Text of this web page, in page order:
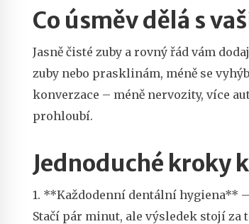
Co úsměv dělá s
Jasně čisté zuby a rovný řád vám
zuby nebo prasklinám, méně se
konverzace – méně nervozity, více
prohloubí.
Jednoduché kroky
1. **Každodenní dentální hygiena**
Stačí pár minut, ale výsledek stojí za